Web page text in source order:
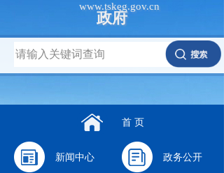
政府
www.tskeg.gov.cn
首 页
新闻中心 政务公开